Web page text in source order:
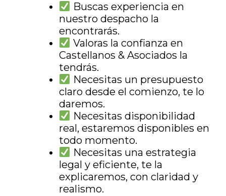
Buscas experiencia en
nuestro despacho la
encontrarás.
Valoras la confianza en
Castellanos & Asociados la
tendrás.
Necesitas un presupuesto
claro desde el comienzo, te lo
daremos.
Necesitas disponibilidad
real, estaremos disponibles en
todo momento.
Necesitas una estrategia
legal y eficiente, te la
explicaremos, con claridad y
realismo.